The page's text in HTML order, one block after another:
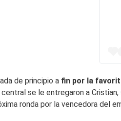
de principio a fin por la
se le entregaron a
ronda por la vencedora del